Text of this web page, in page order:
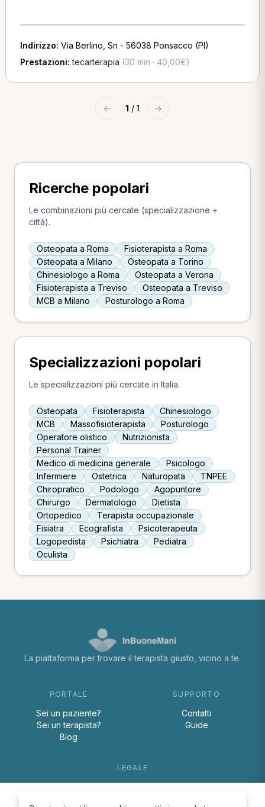
Indirizzo: Via Berlino, Sn - 56038 Ponsacco (PI)
Prestazioni:tecarterapia (30 min · 40,00€)
← 1 / 1 →
Ricerche popolari
Le combinazioni più cercate (specializzazione +
città).
Osteopata a Roma
Fisioterapista a Roma
Osteopata a Milano
Osteopata a Torino
Chinesiologo a Roma
Osteopata a Verona
Fisioterapista a Treviso
Osteopata a Treviso
MCB a Milano
Posturologo a Roma
Specializzazioni popolari
Le specializzazioni più cercate in Italia.
Osteopata Fisioterapista
Chinesiologo
MCB
Massofisioterapista
Posturologo
Operatore olistico
Nutrizionista
Personal Trainer
Medico di medicina generale
Psicologo
Infermiere
Ostetrica Naturopata
TNPEE
Chiropratico
Podologo
Agopuntore
Chirurgo
Dermatologo
Dietista
Ortopedico
Terapista occupazionale
Fisiatra
Ecografista
Psicoterapeuta
Logopedista
Psichiatra
Pediatra
Oculista
La piattaforma per trovare il terapista giusto, vicino a te.
PORTALE
Sei un paziente?
Sei un terapista?
Blog
SUPPORTO
Contatti
Guide
LEGALE